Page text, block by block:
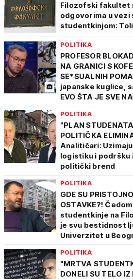
Filozofski fakultet
odgovorima u vezi
studentkinjom:
POLITIKA
PROFESOR
NA GRANICI S
SE*SUALNIH
japanske kuglice,
EVO ŠTA JE SVE
POLITIKA
"PLAN
POLITIČKA
Analitičari:
logistiku i podršku
politički brend
POLITIKA
GDE SU
OSTAVKE?!
studentkinje na
je svu bestidnost
Univerzitet u
POLITIKA
"MRTVA
DONELI SU TELO